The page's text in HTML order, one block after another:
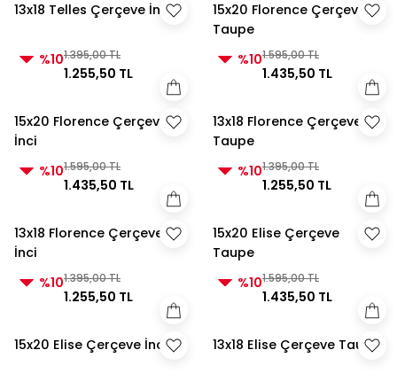
13x18 Telles Çerçeve İnci
%101.395,00 TL
1.255,50 TL
15x20 Florence Çerçeve
Taupe
%101.595,00 TL
1.435,50 TL
15x20 Florence Çerçeve
İnci
%101.595,00 TL
1.435,50 TL
13x18 Florence Çerçeve
Taupe
%101.395,00 TL
1.255,50 TL
13x18 Florence Çerçeve
İnci
%101.395,00 TL
1.255,50 TL
15x20 Elise Çerçeve
Taupe
%101.595,00 TL
1.435,50 TL
15x20 Elise Çerçeve İnci 13x18 Elise Çerçeve Taupe